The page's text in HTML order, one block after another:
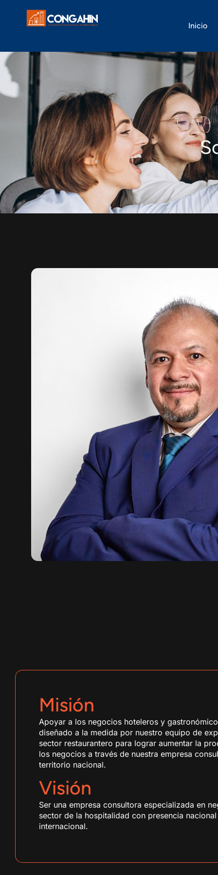
Inicio
Misión
Apoyar a los negocios hoteleros y
diseñado a la medida por nuestro equipo de
sector restaurantero para lograr aumentar la
los negocios a través de nuestra empresa
territorio nacional.
Visión
Ser una empresa consultora especializada en
sector de la hospitalidad con presencia
internacional.